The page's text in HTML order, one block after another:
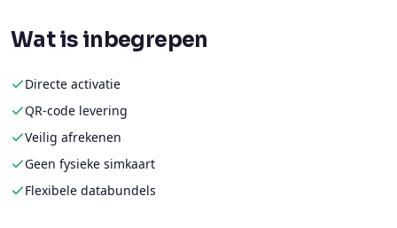
Wat is inbegrepen
Directe activatie
QR-code levering
Veilig afrekenen
Geen fysieke simkaart
Flexibele databundels